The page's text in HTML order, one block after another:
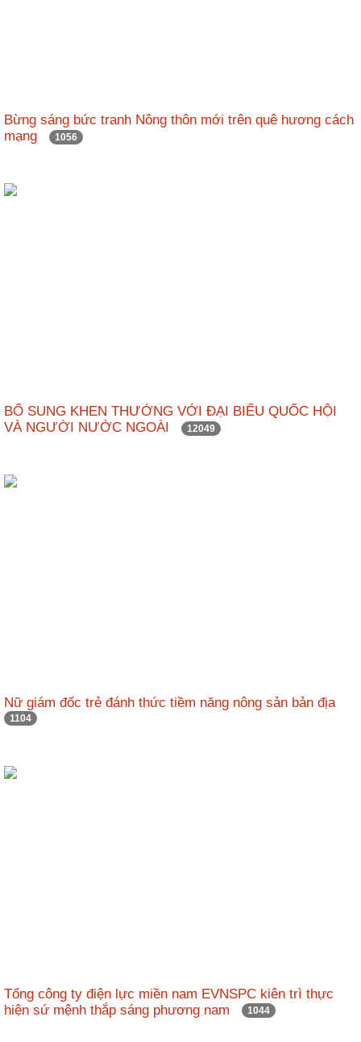
Bừng sáng bức tranh Nông thôn mới trên quê hương cách
mạng
1056
BỔ SUNG KHEN THƯỞNG VỚI ĐẠI BIỂU QUỐC HỘI
VÀ NGƯỜI NƯỚC NGOÀI
12049
Nữ giám đốc trẻ đánh thức tiềm năng nông sản bản địa
1104
Tổng công ty điện lực miền nam EVNSPC kiên trì thực
hiện sứ mệnh thắp sáng phương nam
1044